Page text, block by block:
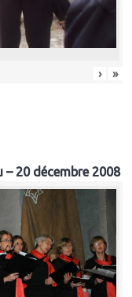
› »
20 décembre 2008